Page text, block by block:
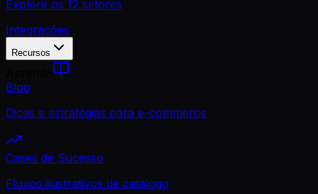
Explore os 12 setores
Integrações
Recursos
Blog
Dicas e estratégias para e-commerce
Cases de Sucesso
Fluxos ilustrativos de catálogo